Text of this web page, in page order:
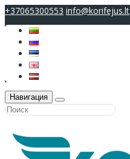
+37065300553 info@korifejus.lt
Навигация